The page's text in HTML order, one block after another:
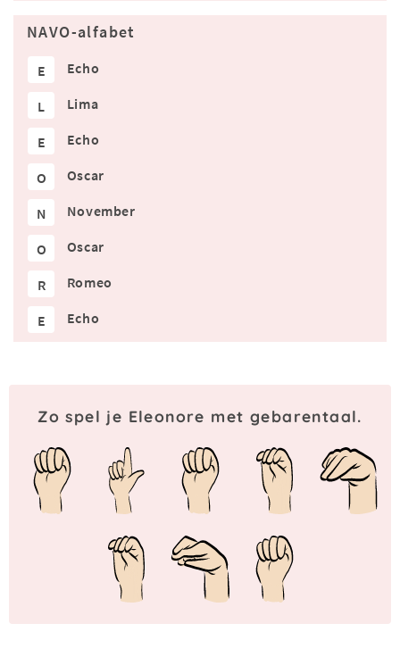
NAVO-alfabet
E Echo
L Lima
E Echo
O Oscar
N November
O Oscar
R Romeo
E Echo
Zo spel je Eleonore met gebarentaal.